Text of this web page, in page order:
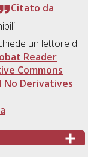
Citato da
un lettore di
Reader
Commons
Derivatives